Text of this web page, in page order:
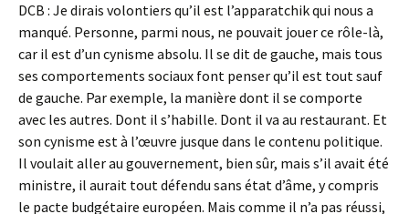
DCB : Je dirais volontiers qu’il est l’apparatchik qui nous a
manqué. Personne, parmi nous, ne pouvait jouer ce rôle-là,
car il est d’un cynisme absolu. Il se dit de gauche, mais tous
ses comportements sociaux font penser qu’il est tout sauf
de gauche. Par exemple, la manière dont il se comporte
avec les autres. Dont il s’habille. Dont il va au restaurant. Et
son cynisme est à l’œuvre jusque dans le contenu politique.
Il voulait aller au gouvernement, bien sûr, mais s’il avait été
ministre, il aurait tout défendu sans état d’âme, y compris
le pacte budgétaire européen. Mais comme il n’a pas réussi,